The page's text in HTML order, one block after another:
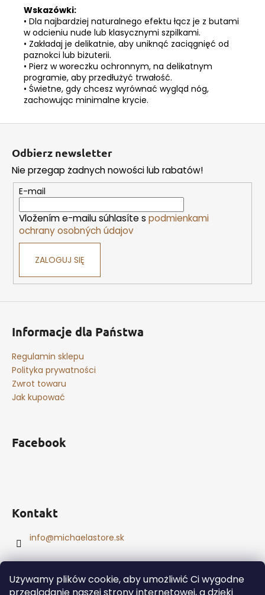
Używamy plików cookie, aby umożliwić Ci wygodne
Wskazówki:
• Dla najbardziej naturalnego efektu łącz je z butami
w odcieniu nude lub klasycznymi szpilkami.
• Zakładaj je delikatnie, aby uniknąć zaciągnięć od
paznokci lub biżuterii.
• Pierz w woreczku ochronnym, na delikatnym
programie, aby przedłużyć trwałość.
• Świetne, gdy chcesz wyrównać wygląd nóg,
zachowując minimalne krycie.
Odbierz newsletter
Nie przegap żadnych nowości lub rabatów!
E-mail
Vložením e-mailu súhlasíte s podmienkami
ochrany osobných údajov
ZALOGUJ SIĘ
Informacje dla Państwa
Regulamin sklepu
Polityka prywatności
Zwrot towaru
Jak kupować
Facebook
Kontakt
info@michaelastore.sk